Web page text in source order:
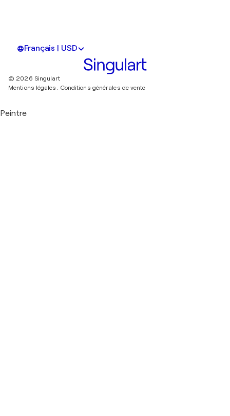
Français | USD
© 2026 Singulart
Mentions légales. Conditions générales de vente
Peintre